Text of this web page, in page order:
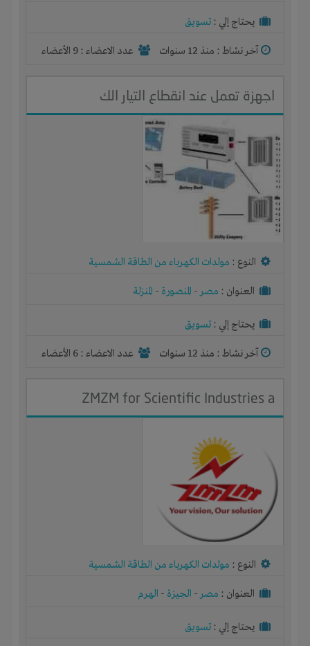
يحتاج إلي : تسويق
آخر نشاط : منذ 12 سنوات عدد الاعضاء : 9 الأعضاء
اجهزة تعمل عند انقطاع التيار الك
النوع : مولدات الكهرباء من الطاقة الشمسية
العنوان : مصر- المنصورة - المنزلة
يحتاج إلي : تسويق
آخر نشاط : منذ 12 سنوات عدد الاعضاء : 6 الأعضاء
ZMZM for Scientific Industries a
النوع : مولدات الكهرباء من الطاقة الشمسية
العنوان : مصر- الجيزة - الهرم
يحتاج إلي : تسويق